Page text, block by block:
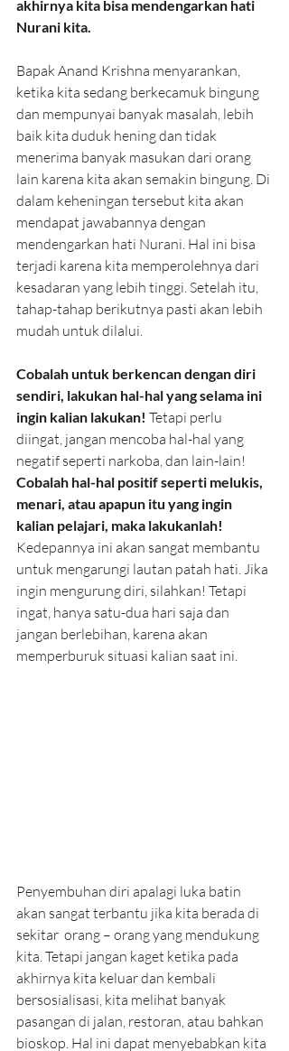
akhirnya kita bisa mendengarkan hati
Nurani kita.
Bapak Anand Krishna menyarankan,
ketika kita sedang berkecamuk bingung
dan mempunyai banyak masalah, lebih
baik kita duduk hening dan tidak
menerima banyak masukan dari orang
lain karena kita akan semakin bingung. Di
dalam keheningan tersebut kita akan
mendapat jawabannya dengan
mendengarkan hati Nurani. Hal ini bisa
terjadi karena kita memperolehnya dari
kesadaran yang lebih tinggi. Setelah itu,
tahap-tahap berikutnya pasti akan lebih
mudah untuk dilalui.
Cobalah untuk berkencan dengan diri
sendiri, lakukan hal-hal yang selama ini
ingin kalian lakukan! Tetapi perlu
diingat, jangan mencoba hal-hal yang
negatif seperti narkoba, dan lain-lain!
Cobalah hal-hal positif seperti melukis,
menari, atau apapun itu yang ingin
kalian pelajari, maka lakukanlah!
Kedepannya ini akan sangat membantu
untuk mengarungi lautan patah hati. Jika
ingin mengurung diri, silahkan! Tetapi
ingat, hanya satu-dua hari saja dan
jangan berlebihan, karena akan
memperburuk situasi kalian saat ini.
Penyembuhan diri apalagi luka batin
akan sangat terbantu jika kita berada di
sekitar  orang – orang yang mendukung
kita. Tetapi jangan kaget ketika pada
akhirnya kita keluar dan kembali
bersosialisasi, kita melihat banyak
pasangan di jalan, restoran, atau bahkan
bioskop. Hal ini dapat menyebabkan kita